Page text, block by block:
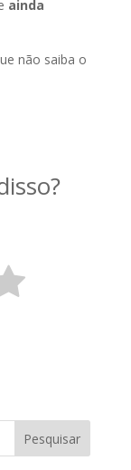
ainda
não saiba o
Pesquisar